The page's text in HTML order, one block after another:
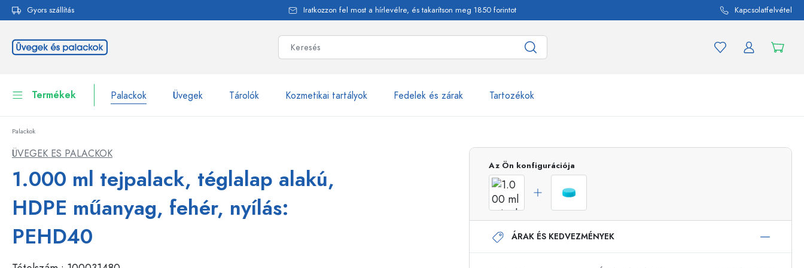
Ugrás a fő navigációhoz
Gyors szállítás Iratkozzon fel most a hírlevélre, és takarítson meg 1850 forintot Kapcsolatfelvétel
Termékek Palackok Üvegek Tárolók Kozmetikai tartályok Fedelek és zárak Tartozékok
Palackok márka szerint
WECK-palackok
Estal-Palackok
Airless adagolók
Roll-on palackok
A befőttes üvegekhez
Palackok
ÜVEGEK ES PALACKOK
1.000 ml tejpalack, téglalap alakú,
HDPE műanyag, fehér, nyílás:
PEHD40
Az Ön konfigurációja
ÁRAK ÉS KEDVEZMÉNYEK